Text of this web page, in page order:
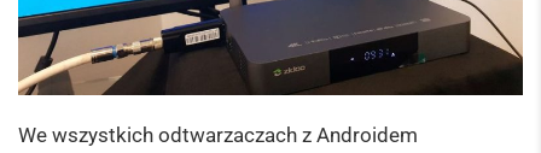
We wszystkich odtwarzaczach z Androidem